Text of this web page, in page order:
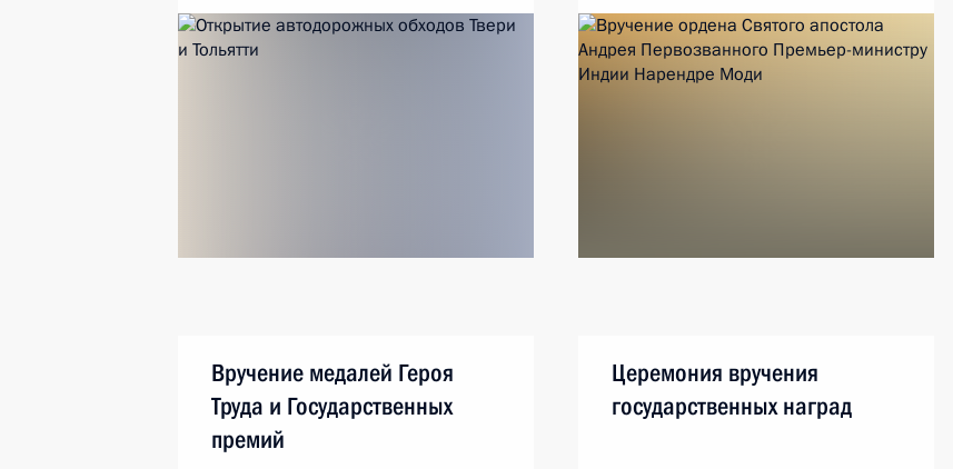
Вручение медалей Героя
Труда и Государственных
премий
Церемония вручения
государственных наград